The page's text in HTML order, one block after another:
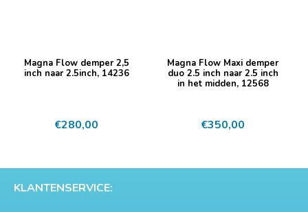
Magna Flow demper 2,5
inch naar 2.5inch, 14236
€280,00
Magna Flow Maxi demper
duo 2.5 inch naar 2.5 inch
in het midden, 12568
€350,00
KLANTENSERVICE: